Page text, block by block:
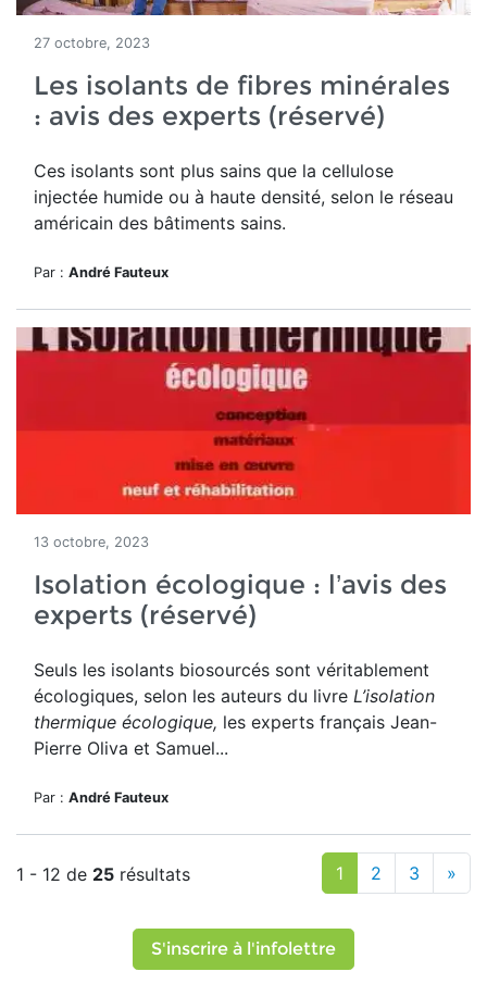
27 octobre, 2023
Les isolants de fibres minérales
: avis des experts (réservé)
Ces isolants sont plus sains que la cellulose
injectée humide ou à haute densité, selon le réseau
américain des bâtiments sains.
Par : André Fauteux
13 octobre, 2023
Isolation écologique : l’avis des
experts (réservé)
Seuls les isolants biosourcés sont véritablement
écologiques, selon les auteurs du livre L’isolation
thermique écologique, les experts français Jean-
Pierre Oliva et Samuel...
Par : André Fauteux
1 - 12 de 25 résultats 1 2 3 »
S'inscrire à l'infolettre